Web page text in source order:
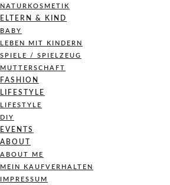
NATURKOSMETIK
ELTERN & KIND
BABY
LEBEN MIT KINDERN
SPIELE / SPIELZEUG
MUTTERSCHAFT
FASHION
LIFESTYLE
LIFESTYLE
DIY
EVENTS
ABOUT
ABOUT ME
MEIN KAUFVERHALTEN
IMPRESSUM